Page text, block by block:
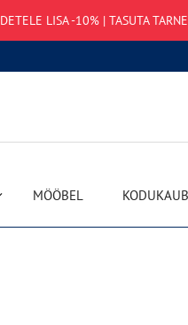
LISA -10% | TASUTA
MÖÖBEL